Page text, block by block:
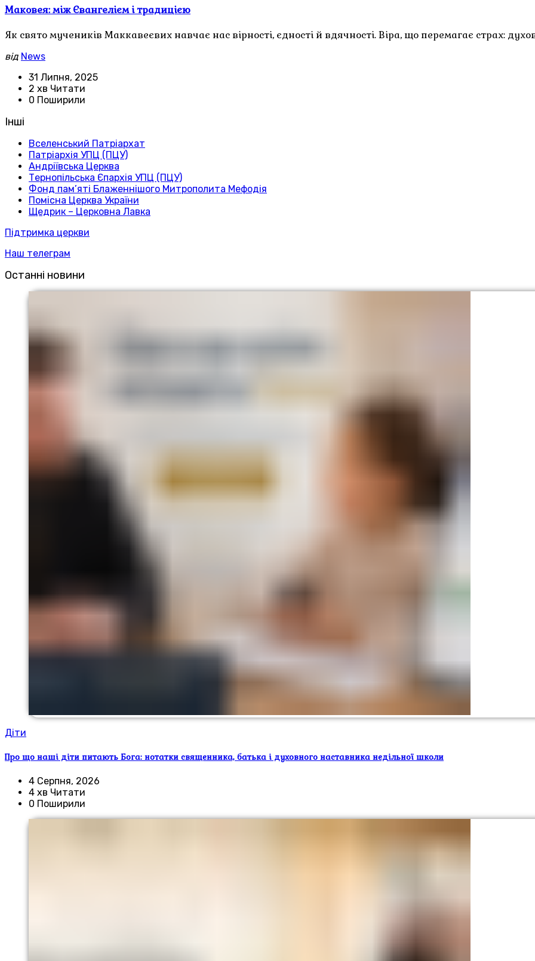
Маковея: між Євангелієм і традицією
Як свято мучеників Маккавеєвих навчає нас вірності, єдності й вдячності. Віра, що перемагає страх:
від News
31 Липня, 2025
2 хв Читати
0 Поширили
Інші
Вселенський Патріархат
Патріархія УПЦ (ПЦУ)
Андріївська Церква
Тернопільська Єпархія УПЦ (ПЦУ)
Фонд пам’яті Блаженнішого Митрополита Мефодія
Помісна Церква України
Щедрик – Церковна Лавка
Підтримка церкви
Наш телеграм
Останні новини
Діти
Про що наші діти питають Бога: нотатки священника, батька і духовного наставника недільної школи
4 Серпня, 2026
4 хв Читати
0 Поширили